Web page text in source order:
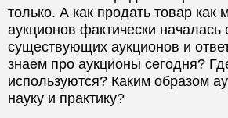
только. А как продать товар
аукционов фактически началась
существующих аукционов и
знаем про аукционы сегодня?
используются? Каким образом
науку и практику?